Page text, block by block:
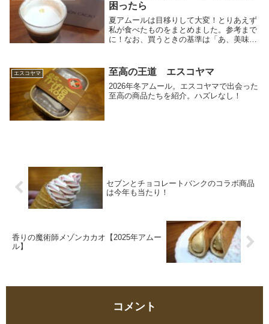
困ったら
夏アムールは目移りして大変！とりあえず
私が食べたものをまとめました。参考まで
に！なお、買うときの基準は「あ、美味し
エスコヤマ 至高の王道 エスコヤマ
2026年冬アムール。エスコヤマで出会った
至高の商品たちを紹介。ハズレなし！
セブンとチョコレートバンクのコラボ商品
は今年も当たり！
香りの魔術師メゾンカカオ【2025年アムー
ル】
コメント